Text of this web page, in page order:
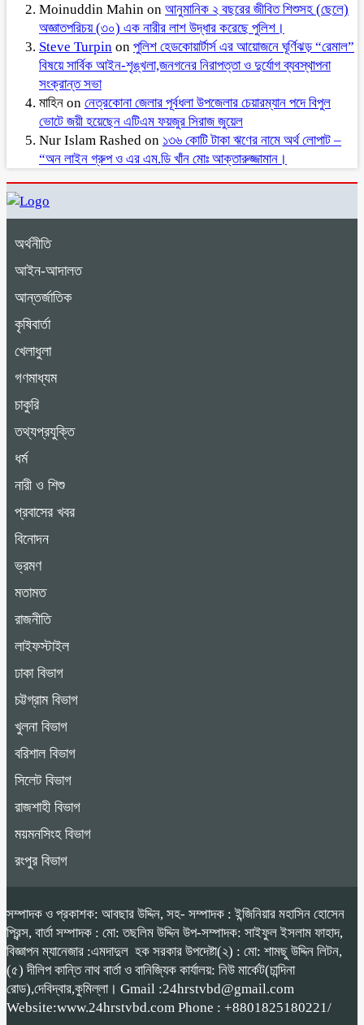
Moinuddin Mahin on আনুমানিক ২ বছরের জীবিত শিশুসহ (ছেলে)
অজ্ঞাতপরিচয় (৩০) এক নারীর লাশ উদ্ধার করেছে পুলিশ।
Steve Turpin on পুলিশ হেডকোয়ার্টার্স এর আয়োজনে ঘূর্ণিঝড় “রেমাল”
বিষয়ে সার্বিক আইন-শৃঙ্খলা,জনগনের নিরাপত্তা ও দুর্যোগ ব্যবস্থাপনা
সংক্রান্ত সভা
মাহিন on নেত্রকোনা জেলার পূর্বধলা উপজেলার চেয়ারম্যান পদে বিপুল
ভোটে জয়ী হয়েছেন এটিএম ফয়জুর সিরাজ জুয়েল
Nur Islam Rashed on ১৩৬ কোটি টাকা ঋণের নামে অর্থ লোপাট –
“অন লাইন গ্রুপ ও এর এম.ডি খাঁন মোঃ আক্তারুজ্জামান।
অর্থনীতি
আইন-আদালত
আন্তর্জাতিক
কৃষিবার্তা
খেলাধুলা
গণমাধ্যম
চাকুরি
তথ্যপ্রযুক্তি
ধর্ম
নারী ও শিশু
প্রবাসের খবর
বিনোদন
ভ্রমণ
মতামত
রাজনীতি
লাইফস্টাইল
ঢাকা বিভাগ
চট্টগ্রাম বিভাগ
খুলনা বিভাগ
বরিশাল বিভাগ
সিলেট বিভাগ
রাজশাহী বিভাগ
ময়মনসিংহ বিভাগ
রংপুর বিভাগ
সম্পাদক ও প্রকাশক: আবছার উদ্দিন, সহ- সম্পাদক : ইন্জিনিয়ার মহাসিন হোসেন
প্রিন্স, বার্তা সম্পাদক : মো: তছলিম উদ্দিন উপ-সম্পাদক: সাইফুল ইসলাম ফাহাদ,
বিজ্ঞাপন ম্যানেজার :এমদাদুল হক সরকার উপদেষ্টা(২) : মো: শামছু উদ্দিন লিটন,
(৫) দীলিপ কান্তি নাথ বার্তা ও বানিজ্যিক কার্যালয়: নিউ মার্কেট(চান্দিনা
রোড),দেবিদ্বার,কুমিল্লা। Gmail :24hrstvbd@gmail.com
Website:www.24hrstvbd.com Phone : +8801825180221/